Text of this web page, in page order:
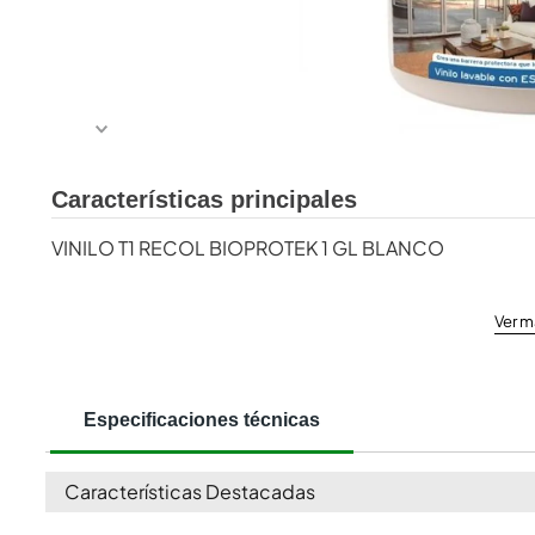
Características principales
VINILO T1 RECOL BIOPROTEK 1 GL BLANCO
Ver
Especificaciones técnicas
Características Destacadas